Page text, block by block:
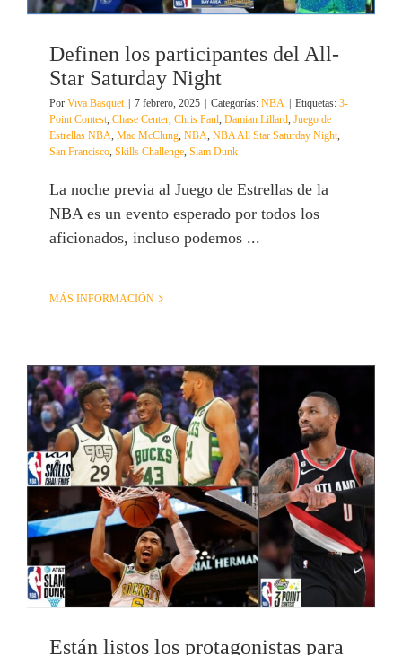
Definen los participantes del All-
Star Saturday Night
Por Viva Basquet | 7 febrero, 2025 | Categorías: NBA | Etiquetas: 3-
Point Contest Chase Center Chris Paul Damian Lillard Juego de
Estrellas NBA Mac McClung NBA NBA All Star Saturday Night
San Francisco Skills Challenge Slam Dunk
La noche previa al Juego de Estrellas de la
NBA es un evento esperado por todos los
aficionados, incluso podemos ...
MÁS INFORMACIÓN
Están listos los protagonistas para